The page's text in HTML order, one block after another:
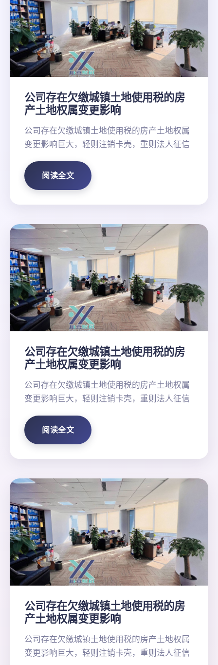
公司存在欠缴城镇土地使用税的房
产土地权属变更影响
公司存在欠缴城镇土地使用税的房产土地权属
变更影响巨大，轻则注销卡壳，重则法人征信
阅读全文
公司存在欠缴城镇土地使用税的房
产土地权属变更影响
公司存在欠缴城镇土地使用税的房产土地权属
变更影响巨大，轻则注销卡壳，重则法人征信
阅读全文
公司存在欠缴城镇土地使用税的房
产土地权属变更影响
公司存在欠缴城镇土地使用税的房产土地权属
变更影响巨大，轻则注销卡壳，重则法人征信